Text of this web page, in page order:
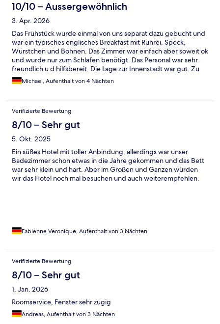
10/10 – Aussergewöhnlich
3. Apr. 2026
Das Frühstück wurde einmal von uns separat dazu gebucht und
war ein typisches englisches Breakfast mit Rührei, Speck,
Würstchen und Bohnen. Das Zimmer war einfach aber soweit ok
und wurde nur zum Schlafen benötigt. Das Personal war sehr
freundlich u d hilfsbereit. Die Lage zur Innenstadt war gut. Zu
Fuss etwa 10-15 Minuten. Direkt vor dem Hotel war aber auch
die Bahn und Tramstation Haymarket. Auch diverse Busse
hingekommen ist. Für einen Kurzurlaub wie in unserem Fall kann
man das Hotel empfehlen.
Michael, Aufenthalt von 4 Nächten
Verifizierte Bewertung
8/10 – Sehr gut
5. Okt. 2025
Ein süßes Hotel mit toller Anbindung, allerdings war unser
Badezimmer schon etwas in die Jahre gekommen und das Bett
war sehr klein und hart. Aber im Großen und Ganzen würden
wir das Hotel noch mal besuchen und auch weiterempfehlen.
Fabienne Veronique, Aufenthalt von 3 Nächten
Verifizierte Bewertung
8/10 – Sehr gut
1. Jan. 2026
Roomservice, Fenster sehr zugig
Andreas, Aufenthalt von 3 Nächten